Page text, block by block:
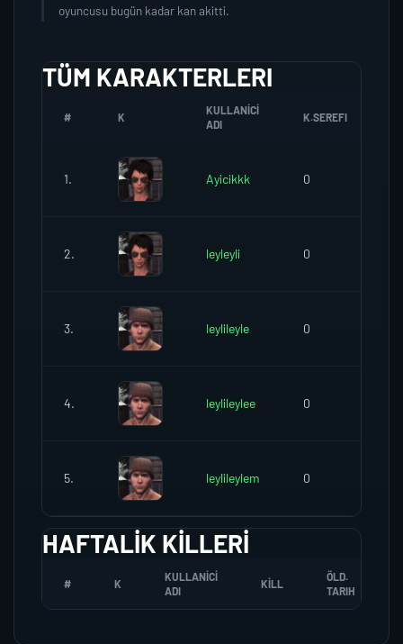
oyuncusu bugün kadar kan akitti.
TÜM KARAKTERLERI
# K
KULLANICI
ADI
K.SEREFI
1. Ayicikkk 0
2. leyleyli 0
3. leylileyle 0
4. leylileylee 0
5. leylileylem 0
HAFTALIK KILLERI
# K
KULLANICI
ADI
KILL
ÖLD.
TARIH